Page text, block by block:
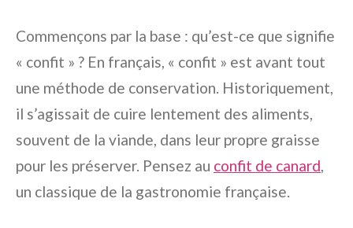
Commençons par la base : qu’est-ce que signifie
« confit » ? En français, « confit » est avant tout
une méthode de conservation. Historiquement,
il s’agissait de cuire lentement des aliments,
souvent de la viande, dans leur propre graisse
pour les préserver. Pensez au confit de canard,
un classique de la gastronomie française.